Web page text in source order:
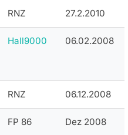
RNZ 27.2.2010
Hall9000 06.02.2008
RNZ 06.12.2008
FP 86 Dez 2008